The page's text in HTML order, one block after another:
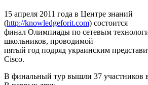
15 апреля 2011 года в Центре знаний
(http://knowledgeforit.com) состоится
финал Олимпиады по сетевым
школьников, проводимой
пятый год подряд украинским
Cisco.
В финальный тур вышли 37 участников